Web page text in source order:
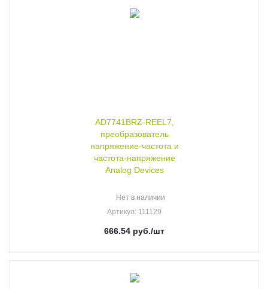
AD7741BRZ-REEL7,
преобразователь
напряжение-частота и
частота-напряжение
Analog Devices
Нет в наличии
Артикул: 111129
666.54 руб./шт